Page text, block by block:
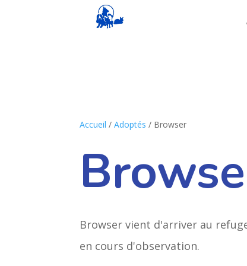
Accueil /Adoptés / Browser
Browser vient d'arriver au
en cours d'observation.